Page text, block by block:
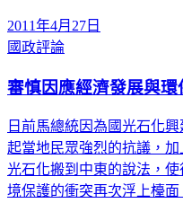
2011年4月27日
國政評論
審慎因應經濟發展與環
日前馬總統因為國光石化
起當地民眾強烈的抗議，
光石化搬到中東的說法，
境保護的衝突再次浮上檯